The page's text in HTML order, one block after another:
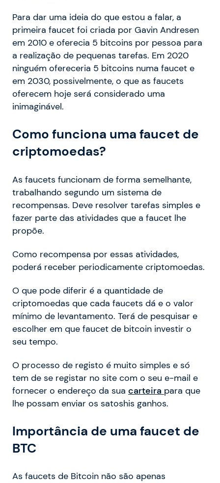
Para dar uma ideia do que estou a falar, a
primeira faucet foi criada por Gavin Andresen
em 2010 e oferecia 5 bitcoins por pessoa para
a realização de pequenas tarefas. Em 2020
ninguém ofereceria 5 bitcoins numa faucet e
em 2030, possivelmente, o que as faucets
oferecem hoje será considerado uma
inimaginável.
Como funciona uma faucet de
criptomoedas?
As faucets funcionam de forma semelhante,
trabalhando segundo um sistema de
recompensas. Deve resolver tarefas simples e
fazer parte das atividades que a faucet lhe
propõe.
Como recompensa por essas atividades,
poderá receber periodicamente criptomoedas.
O que pode diferir é a quantidade de
criptomoedas que cada faucets dá e o valor
mínimo de levantamento. Terá de pesquisar e
escolher em que faucet de bitcoin investir o
seu tempo.
O processo de registo é muito simples e só
tem de se registar no site com o seu e-mail e
fornecer o endereço da sua carteira para que
lhe possam enviar os satoshis ganhos.
Importância de uma faucet de
BTC
As faucets de Bitcoin não são apenas